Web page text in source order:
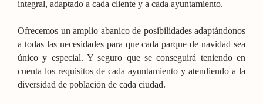
integral, adaptado a cada cliente y a cada ayuntamiento.
Ofrecemos un amplio abanico de posibilidades adaptándonos
a todas las necesidades para que cada parque de navidad sea
único y especial. Y seguro que se conseguirá teniendo en
cuenta los requisitos de cada ayuntamiento y atendiendo a la
diversidad de población de cada ciudad.